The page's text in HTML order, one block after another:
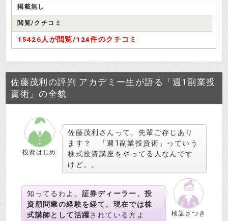
掲載無し
閲覧/クチコミ
15426人が閲覧/124件のクチコミ
佐藤茂利の評判 アカデミー生が語る「週1副業投
資術」の全貌
投資はじめ
佐藤茂利さんって、先輩ご存じあり
ます？ 「週1副業投資術」っていう
株式投資講座をやってる人なんです
けど。。
検証さつき
知ってるわよ。証券ディーラー、投
資顧問業の経験を経て、現在では株
式講師として活躍されている方よ